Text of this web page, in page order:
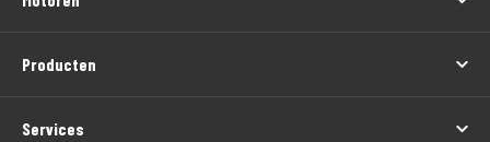
Producten
Services